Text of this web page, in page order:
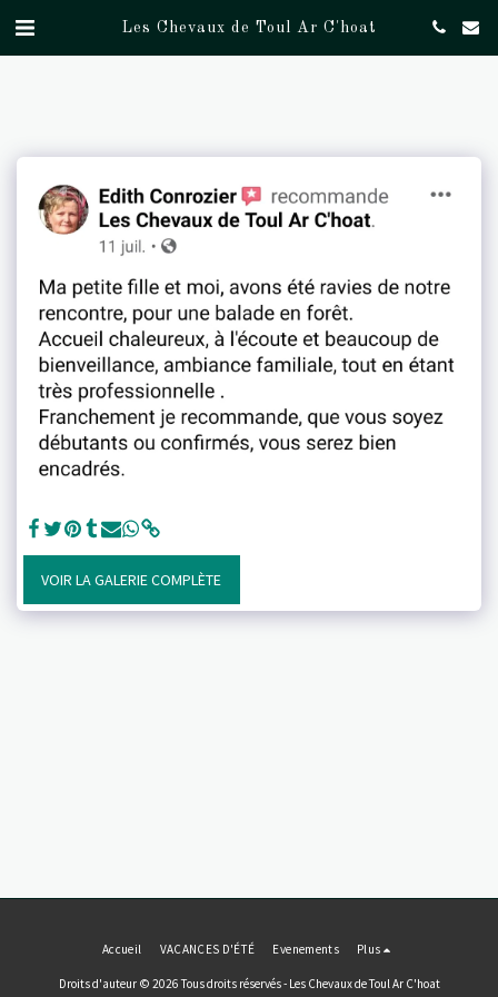
Les Chevaux de Toul Ar C'hoat
VOIR LA GALERIE COMPLÈTE
Accueil VACANCES D'ÉTÉ Evenements Plus
Droits d'auteur © 2026 Tous droits réservés - Les Chevaux de Toul Ar C'hoat